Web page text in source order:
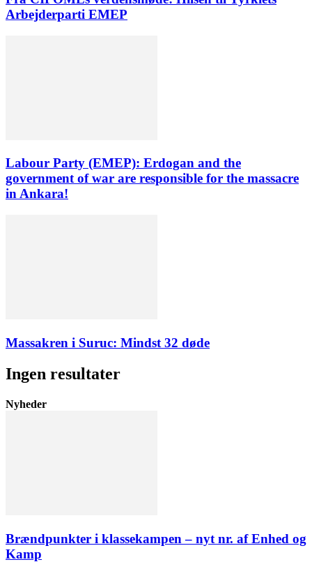
Arbejderparti EMEP
Labour Party (EMEP): Erdogan and the
government of war are responsible for the massacre
in Ankara!
Massakren i Suruc: Mindst 32 døde
Ingen resultater
Nyheder
Brændpunkter i klassekampen – nyt nr. af Enhed og
Kamp